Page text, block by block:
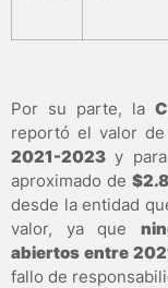
Por su parte, la
reportó el valor
2021-2023 y para
aproximado de
desde la entidad
valor, ya que
abiertos entre
fallo de